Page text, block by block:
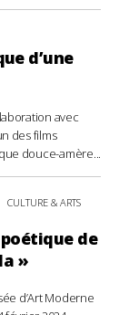
d’une
avec
des films
douce-amère...
CULTURE & ARTS
de
»
d’Art Moderne